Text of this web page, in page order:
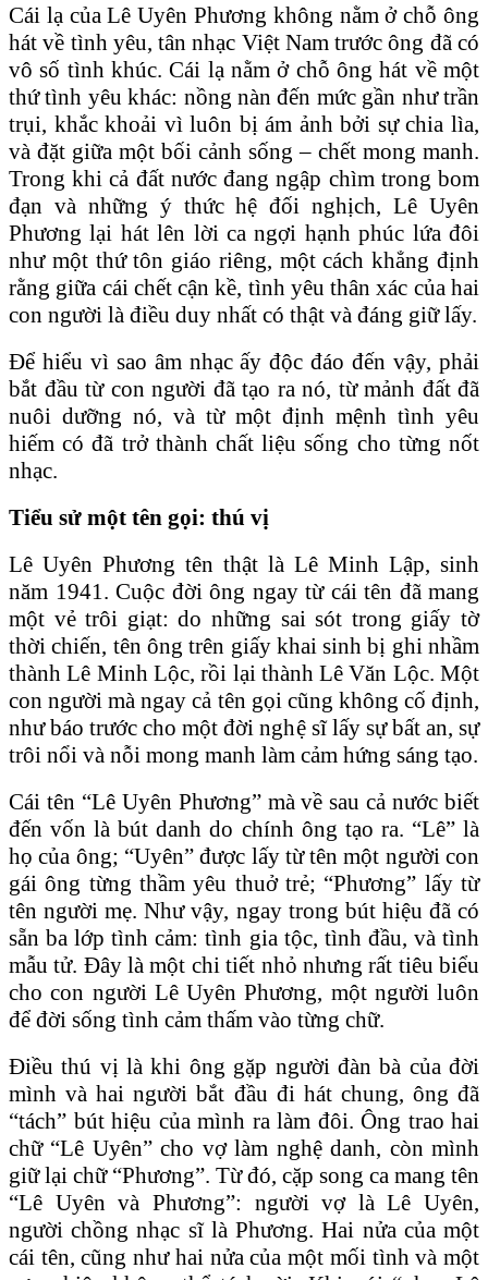
Cái lạ của Lê Uyên Phương không nằm ở chỗ ông
hát về tình yêu, tân nhạc Việt Nam trước ông đã có
vô số tình khúc. Cái lạ nằm ở chỗ ông hát về một
thứ tình yêu khác: nồng nàn đến mức gần như trần
trụi, khắc khoải vì luôn bị ám ảnh bởi sự chia lìa,
và đặt giữa một bối cảnh sống – chết mong manh.
Trong khi cả đất nước đang ngập chìm trong bom
đạn và những ý thức hệ đối nghịch, Lê Uyên
Phương lại hát lên lời ca ngợi hạnh phúc lứa đôi
như một thứ tôn giáo riêng, một cách khẳng định
rằng giữa cái chết cận kề, tình yêu thân xác của hai
con người là điều duy nhất có thật và đáng giữ lấy.
Để hiểu vì sao âm nhạc ấy độc đáo đến vậy, phải
bắt đầu từ con người đã tạo ra nó, từ mảnh đất đã
nuôi dưỡng nó, và từ một định mệnh tình yêu
hiếm có đã trở thành chất liệu sống cho từng nốt
nhạc.
Tiểu sử một tên gọi: thú vị
Lê Uyên Phương tên thật là Lê Minh Lập, sinh
năm 1941. Cuộc đời ông ngay từ cái tên đã mang
một vẻ trôi giạt: do những sai sót trong giấy tờ
thời chiến, tên ông trên giấy khai sinh bị ghi nhầm
thành Lê Minh Lộc, rồi lại thành Lê Văn Lộc. Một
con người mà ngay cả tên gọi cũng không cố định,
như báo trước cho một đời nghệ sĩ lấy sự bất an, sự
trôi nổi và nỗi mong manh làm cảm hứng sáng tạo.
Cái tên “Lê Uyên Phương” mà về sau cả nước biết
đến vốn là bút danh do chính ông tạo ra. “Lê” là
họ của ông; “Uyên” được lấy từ tên một người con
gái ông từng thầm yêu thuở trẻ; “Phương” lấy từ
tên người mẹ. Như vậy, ngay trong bút hiệu đã có
sẵn ba lớp tình cảm: tình gia tộc, tình đầu, và tình
mẫu tử. Đây là một chi tiết nhỏ nhưng rất tiêu biểu
cho con người Lê Uyên Phương, một người luôn
để đời sống tình cảm thấm vào từng chữ.
Điều thú vị là khi ông gặp người đàn bà của đời
mình và hai người bắt đầu đi hát chung, ông đã
“tách” bút hiệu của mình ra làm đôi. Ông trao hai
chữ “Lê Uyên” cho vợ làm nghệ danh, còn mình
giữ lại chữ “Phương”. Từ đó, cặp song ca mang tên
“Lê Uyên và Phương”: người vợ là Lê Uyên,
người chồng nhạc sĩ là Phương. Hai nửa của một
cái tên, cũng như hai nửa của một mối tình và một